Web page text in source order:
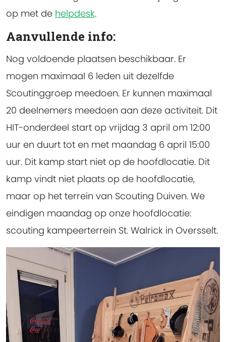
op met de helpdesk.
Aanvullende info:
Nog voldoende plaatsen beschikbaar. Er
mogen maximaal 6 leden uit dezelfde
Scoutinggroep meedoen. Er kunnen maximaal
20 deelnemers meedoen aan deze activiteit. Dit
HIT-onderdeel start op vrijdag 3 april om 12:00
uur en duurt tot en met maandag 6 april 15:00
uur. Dit kamp start niet op de hoofdlocatie. Dit
kamp vindt niet plaats op de hoofdlocatie,
maar op het terrein van Scouting Duiven. We
eindigen maandag op onze hoofdlocatie:
scouting kampeerterrein St. Walrick in Oversselt.